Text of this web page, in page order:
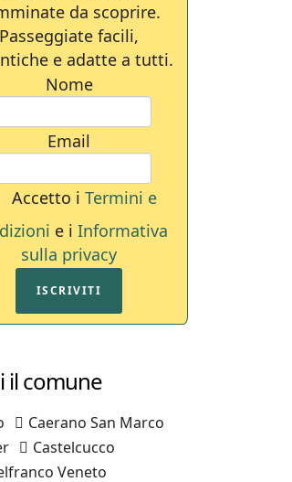
da scoprire.
Passeggiate facili,
e adatte a tutti.
Nome
Email
Accetto i Termini e
e i Informativa
sulla privacy
ISCRIVITI
il comune
Caerano San Marco
Castelcucco
Veneto